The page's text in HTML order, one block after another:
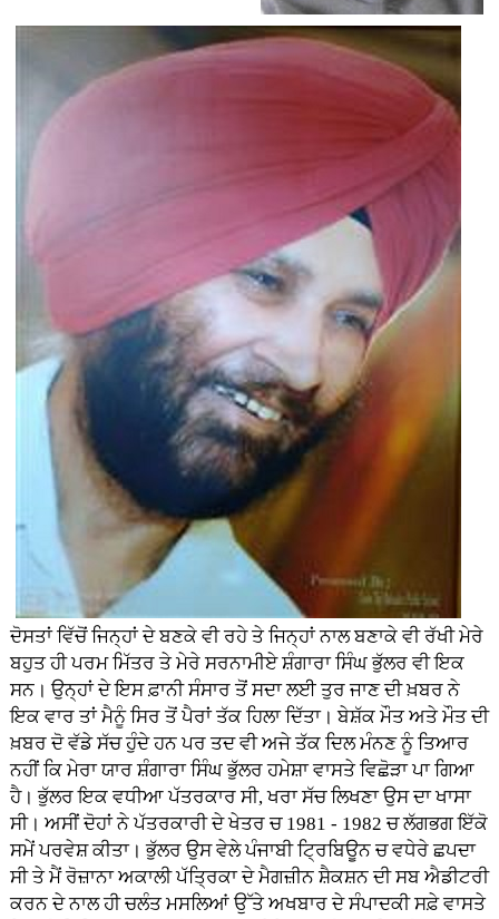
ਦੋਸਤਾਂ ਵਿੱਚੋਂ ਜਿਨ੍ਹਾਂ ਦੇ ਬਣਕੇ ਵੀ ਰਹੇ ਤੇ ਜਿਨ੍ਹਾਂ ਨਾਲ ਬਣਾਕੇ ਵੀ ਰੱਖੀ ਮੇਰੇ
ਬਹੁਤ ਹੀ ਪਰਮ ਮਿੱਤਰ ਤੇ ਮੇਰੇ ਸਰਨਾਮੀਏ ਸ਼ੰਗਾਰਾ ਸਿੰਘ ਭੁੱਲਰ ਵੀ ਇਕ
ਸਨ। ਉਨ੍ਹਾਂ ਦੇ ਇਸ ਫ਼ਾਨੀ ਸੰਸਾਰ ਤੋਂ ਸਦਾ ਲਈ ਤੁਰ ਜਾਣ ਦੀ ਖ਼ਬਰ ਨੇ
ਇਕ ਵਾਰ ਤਾਂ ਮੈਨੂੰ ਸਿਰ ਤੋਂ ਪੈਰਾਂ ਤੱਕ ਹਿਲਾ ਦਿੱਤਾ। ਬੇਸ਼ੱਕ ਮੌਤ ਅਤੇ ਮੌਤ ਦੀ
ਖ਼ਬਰ ਦੋ ਵੱਡੇ ਸੱਚ ਹੁੰਦੇ ਹਨ ਪਰ ਤਦ ਵੀ ਅਜੇ ਤੱਕ ਦਿਲ ਮੰਨਣ ਨੂੰ ਤਿਆਰ
ਨਹੀਂ ਕਿ ਮੇਰਾ ਯਾਰ ਸ਼ੰਗਾਰਾ ਸਿੰਘ ਭੁੱਲਰ ਹਮੇਸ਼ਾ ਵਾਸਤੇ ਵਿਛੋੜਾ ਪਾ ਗਿਆ
ਹੈ। ਭੁੱਲਰ ਇਕ ਵਧੀਆ ਪੱਤਰਕਾਰ ਸੀ, ਖਰਾ ਸੱਚ ਲਿਖਣਾ ਉਸ ਦਾ ਖਾਸਾ
ਸੀ। ਅਸੀਂ ਦੋਹਾਂ ਨੇ ਪੱਤਰਕਾਰੀ ਦੇ ਖੇਤਰ ਚ 1981 - 1982 ਚ ਲੱਗਭਗ ਇੱਕੋ
ਸਮੇਂ ਪਰਵੇਸ਼ ਕੀਤਾ। ਭੁੱਲਰ ਉਸ ਵੇਲੇ ਪੰਜਾਬੀ ਟ੍ਰਿਬਿਊਨ ਚ ਵਧੇਰੇ ਛਪਦਾ
ਸੀ ਤੇ ਮੈਂ ਰੋਜ਼ਾਨਾ ਅਕਾਲੀ ਪੱਤ੍ਰਿਕਾ ਦੇ ਮੈਗਜ਼ੀਨ ਸ਼ੈਕਸ਼ਨ ਦੀ ਸਬ ਐਡੀਟਰੀ
ਕਰਨ ਦੇ ਨਾਲ ਹੀ ਚਲੰਤ ਮਸਲਿਆਂ ਉੱਤੇ ਅਖਬਾਰ ਦੇ ਸੰਪਾਦਕੀ ਸਫ਼ੇ ਵਾਸਤੇ